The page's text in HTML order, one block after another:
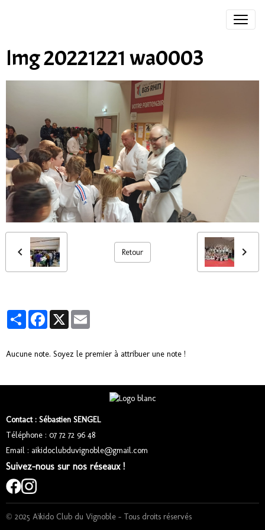
Img 20221221 wa0003
Retour
PartagerFacebook
X
Aucune note. Soyez le premier à attribuer une note !
Contact : Sébastien SENGEL
Téléphone : 07 72 72 96 48
Email : aikidoclubduvignoble@gmail.com
Suivez-nous sur nos réseaux !
© 2025 Aïkido Club du Vignoble – Tous droits réservés